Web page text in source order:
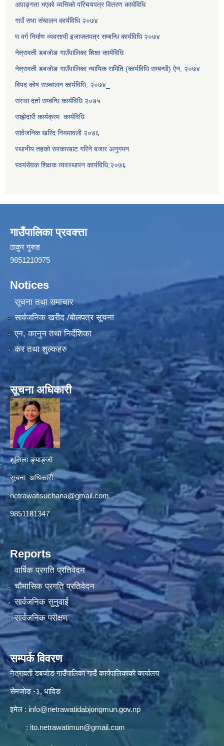
अपाङ्गता भएकाे व्यत्तिकाे परिचयपत्र वितरण कार्यविधि
गाउँ सभा संचालन कार्यविधि २०७४
घ वर्ग निर्माण व्यवसायी इजाजतपत्र सम्बन्धि कार्यविधि २०७४
नेत्रावती डबजाेङ गाउँपालिका शिक्षा कार्यविधि
नेत्रावती डबजोङ गाउँपालिका न्यायिक समिति (कार्यविधि सम्बन्धी) ऐन, २०७४
विपद काेष सञ्चालन कार्यविधि, २०७४_
संस्था दर्ता सम्बन्धि कार्यविधि २०७५
साझेदारी कार्यक्रम कार्यविधि
सार्वजनिक खरिद नियमावली २०७६
स्थानीय तहको सरकारबाट गरिने बजार अनुगमन
स्वयंसेवक शिक्षक व्यवस्थापन कार्यविधि,२०७६
गाउँपालिका प्रवक्त्ता
ठाकुर गुरुङ
9851210975
Notices
सूचना तथा समाचार
सार्वजनिक खरीद /बोलपत्र सूचना
एन, कानुन तथा निर्देशिका
कर तथा शुल्कहरु
सूचना अधिकारी
शुसिला ङ्याङ्जो
सूचना अधिकारी
netrawatisuchana@gmail.com
9851181347
Reports
वार्षिक प्रगति प्रतिवेदन
चौमासिक प्रगति प्रतिवेदन
सार्वजनिक सुनुवाई
सार्वजनिक परीक्षण
सम्पर्क विवरण
नेत्रावती डबजाेङ गाउँपालिका गाउँ कार्यपालिकाकाे कार्यालय
सेमजाेङ -३, धादिङ
इमेल : info@netrawatidabjongmun.gov.np
: ito.netrawatimun@gmail.com